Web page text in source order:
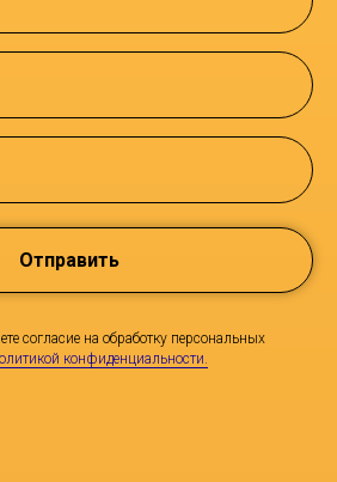
Отправить
согласие на обработку персональных
конфиденциальности.